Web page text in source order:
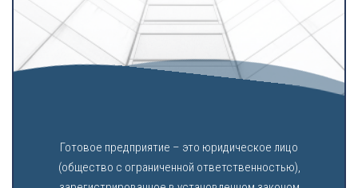
Готовое предприятие – это юридическое лицо
(общество с ограниченной ответственностью),